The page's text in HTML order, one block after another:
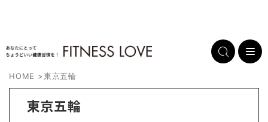
HOME >東京五輪
東京五輪